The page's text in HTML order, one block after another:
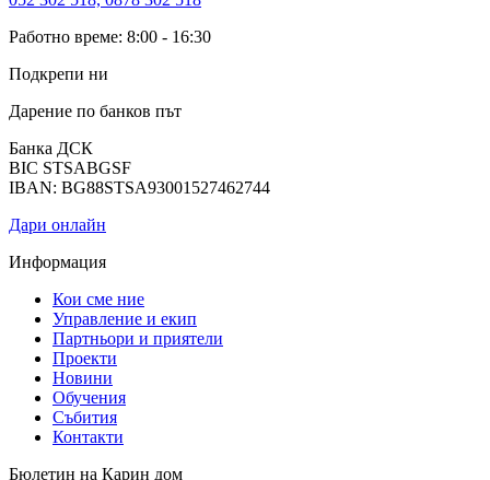
Работно време: 8:00 - 16:30
Подкрепи ни
Дарение по банков път
Банка ДСК
BIC STSABGSF
IBAN: BG88STSA93001527462744
Дари онлайн
Информация
Кои сме ние
Управление и екип
Партньори и приятели
Проекти
Новини
Обучения
Събития
Контакти
Бюлетин на Карин дом